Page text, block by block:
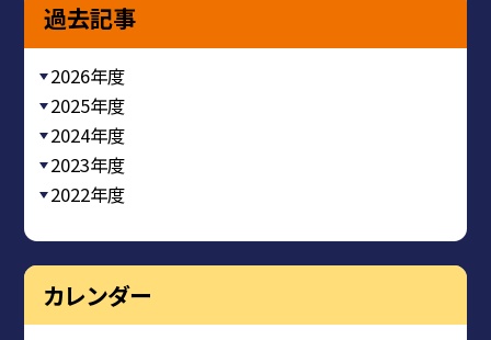
過去記事
2026年度
2025年度
2024年度
2023年度
2022年度
カレンダー